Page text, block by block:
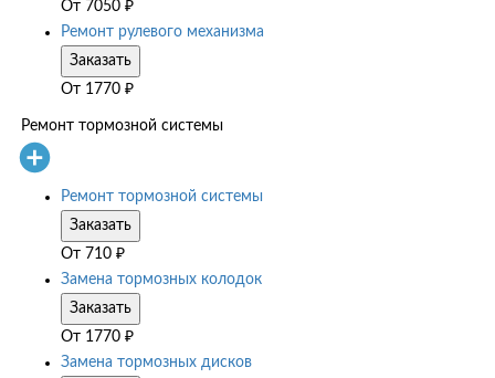
От 7050 ₽
Ремонт рулевого механизма
Заказать
От 1770 ₽
Ремонт тормозной системы
Ремонт тормозной системы
Заказать
От 710 ₽
Замена тормозных колодок
Заказать
От 1770 ₽
Замена тормозных дисков